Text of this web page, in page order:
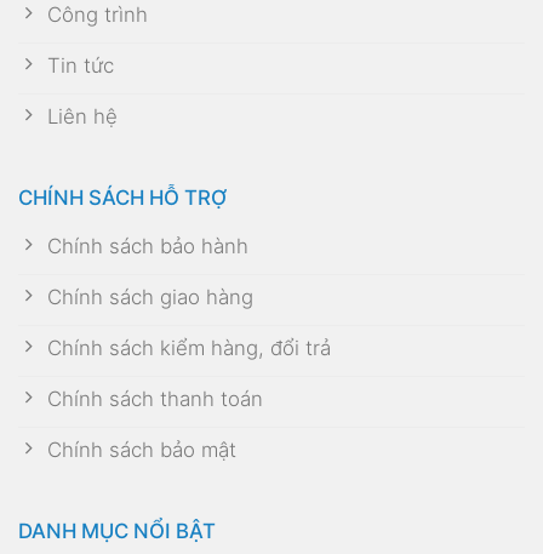
Công trình
Tin tức
Liên hệ
CHÍNH SÁCH HỖ TRỢ
Chính sách bảo hành
Chính sách giao hàng
Chính sách kiểm hàng, đổi trả
Chính sách thanh toán
Chính sách bảo mật
DANH MỤC NỔI BẬT